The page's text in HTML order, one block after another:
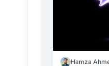
Hamza